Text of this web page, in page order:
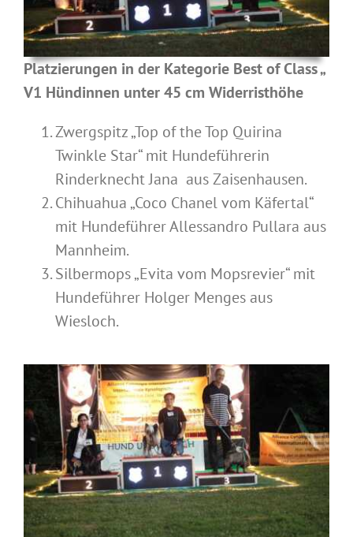
Platzierungen in der Kategorie Best of Class „
V1 Hündinnen unter 45 cm Widerristhöhe
Zwergspitz „Top of the Top Quirina
Twinkle Star“ mit Hundeführerin
Rinderknecht Jana aus Zaisenhausen.
Chihuahua „Coco Chanel vom Käfertal“
mit Hundeführer Allessandro Pullara aus
Mannheim.
Silbermops „Evita vom Mopsrevier“ mit
Hundeführer Holger Menges aus
Wiesloch.